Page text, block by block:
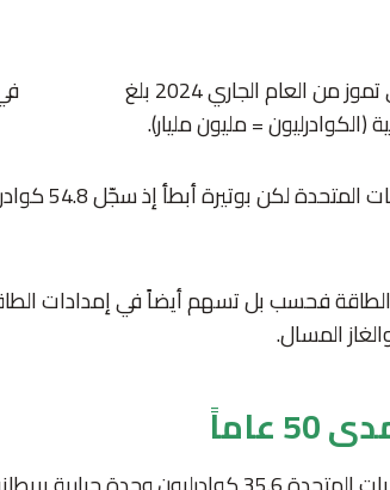
العام الجاري 2024 بلغ
كما نما في الوقت نفسه استهلاك الطاقة في
الطاقة فحسب بل تسهم أيضاً في إمدادات
المسال.